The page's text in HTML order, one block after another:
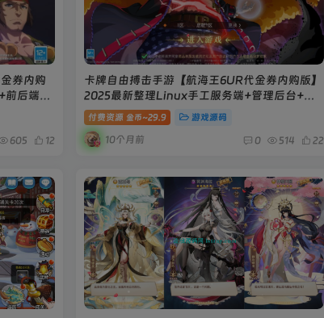
券内购
前后端全
605 12
卡牌自由搏击手游【航海王6UR代金券内购版】
2025最新整理Linux手工服务端+管理后台+安
卓+教程
付费资源 金币~29.9 游戏源码
10个月前 0 514 22